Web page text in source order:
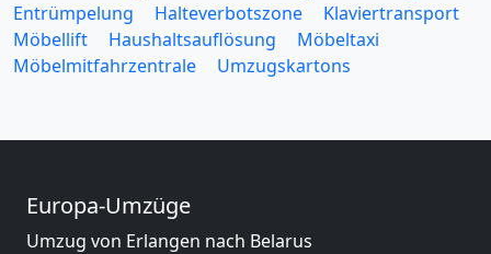
Entrümpelung
Halteverbotszone
Klaviertransport
Möbellift
Haushaltsauflösung
Möbeltaxi
Möbelmitfahrzentrale
Umzugskartons
Europa-Umzüge
Umzug von Erlangen nach Belarus